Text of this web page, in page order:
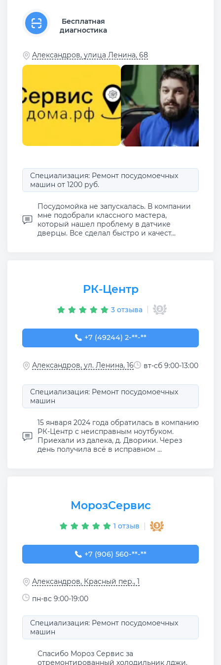
Бесплатная
диагностика
Александров, улица Ленина, 68
Специализация: Ремонт посудомоечных
машин от 1200 руб.
Посудомойка не запускалась. В компании
мне подобрали классного мастера,
который нашел проблему в датчике
дверцы. Все сделал быстро и качест...
РК-Центр
3 отзыва
+7 (49244) 2-04-61
+7 (49244) 2-**-**
Александров, ул. Ленина, 16 вт-сб 9:00-13:00
Специализация: Ремонт посудомоечных
машин
15 января 2024 года обратилась в компанию
РК-Центр с неисправным ноутбуком.
Приехали из далека, д. Дворики. Через
день получила всё в исправном ...
МорозСервис
1 отзыв
+7 (906) 560-00-84
+7 (906) 560-**-**
Александров, Красный пер., 1
пн-вс 9:00-19:00
Специализация: Ремонт посудомоечных
машин
Спасибо Мороз Сервис за
отремонтированный холодильник лджи.